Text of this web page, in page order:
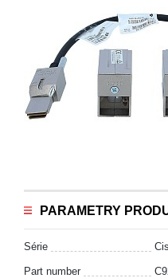
PARAMETRY
Série
Part number